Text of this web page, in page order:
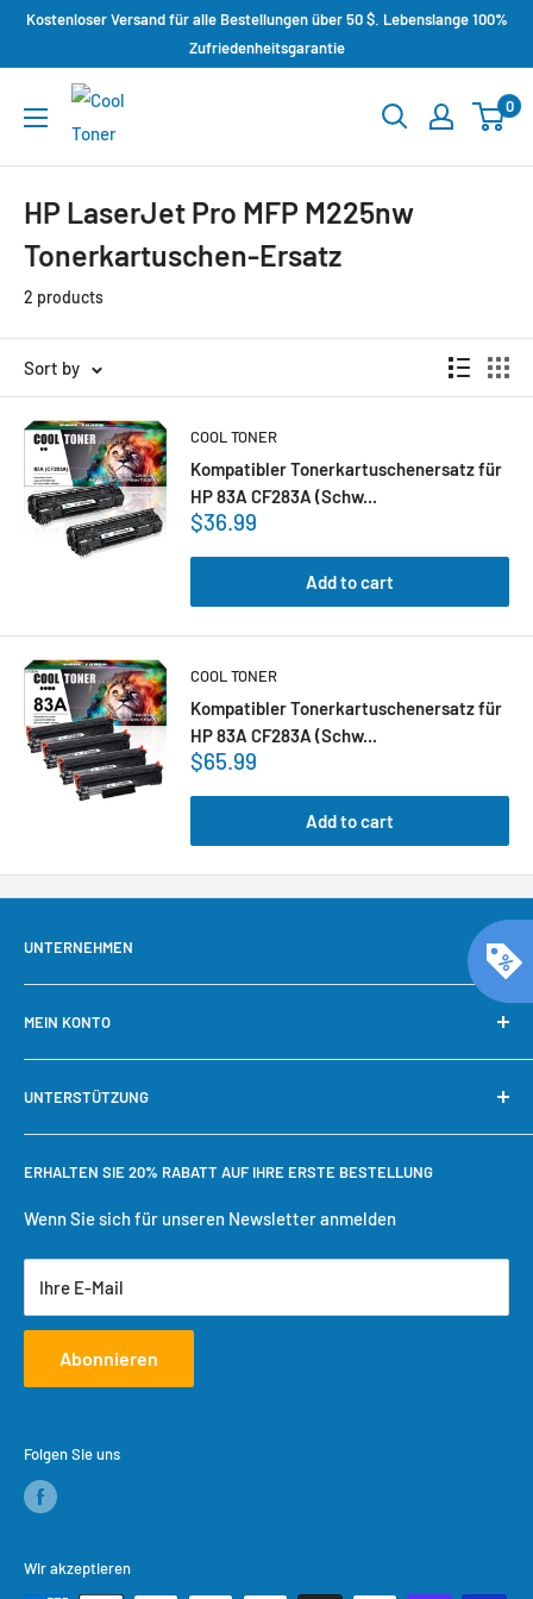
Kostenloser Versand für alle Bestellungen über 50 $. Lebenslange 100%
Zufriedenheitsgarantie
0
HP LaserJet Pro MFP M225nw
Tonerkartuschen-Ersatz
2 products
Sort by
COOL TONER
Kompatibler Tonerkartuschenersatz für
HP 83A CF283A (Schw...
$36.99
Add to cart
COOL TONER
Kompatibler Tonerkartuschenersatz für
HP 83A CF283A (Schw...
$65.99
Add to cart
UNTERNEHMEN
Über uns
Kontaktieren Sie uns
Unsere Garantie
Warum bei Cool Toner kaufen?
MEIN KONTO
Mein Konto
Schnelle Nachbestellung
Bestellung verfolgen
Einkaufswagen
Benutzerkonto erstellen
UNTERSTÜTZUNG
Benötigen Sie Hilfe?
Versandbedingungen
Rückgaberecht
Servicebedingungen
ERHALTEN SIE 20% RABATT AUF IHRE ERSTE BESTELLUNG
Wenn Sie sich für unseren Newsletter anmelden
Ihre E-Mail
Abonnieren
Folgen Sie uns
Wir akzeptieren